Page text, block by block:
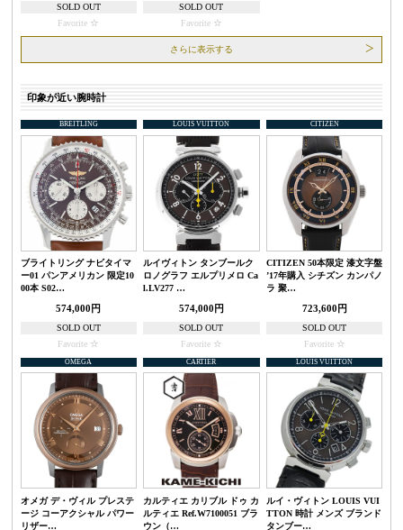
SOLD OUT
Favorite
SOLD OUT
Favorite
さらに表示する
印象が近い腕時計
BREITLING
ブライトリング ナビタイマ
ー01 パンアメリカン 限定10
00本 S02…
574,000円
SOLD OUT
Favorite
LOUIS VUITTON
ルイヴィトン タンブールク
ロノグラフ エルプリメロ Ca
l.LV277 …
574,000円
SOLD OUT
Favorite
CITIZEN
CITIZEN 50本限定 漆文字盤
’17年購入 シチズン カンパノ
ラ 聚…
723,600円
SOLD OUT
Favorite
OMEGA
オメガ デ・ヴィル プレステ
ージ コーアクシャル パワー
リザー…
CARTIER
カルティエ カリブル ドゥ カ
ルティエ Ref.W7100051 ブラ
ウン（…
LOUIS VUITTON
ルイ・ヴィトン LOUIS VUI
TTON 時計 メンズ ブランド
タンブー…